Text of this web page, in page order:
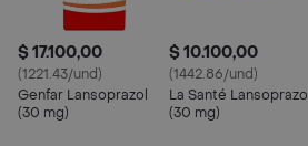
$ 17.100,00
(1221.43/und)
Genfar Lansoprazol
(30 mg)
$ 10.100,00
(1442.86/und)
La Santé Lansoprazol
(30 mg)